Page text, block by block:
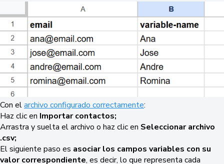
Con elarchivo configurado correctamente:
Haz clic en Importar contactos;
Arrastra y suelta el archivo o haz clic en Seleccionar archivo
.csv;
El siguiente paso es asociar los campos variables con su
valor correspondiente, es decir, lo que representa cada